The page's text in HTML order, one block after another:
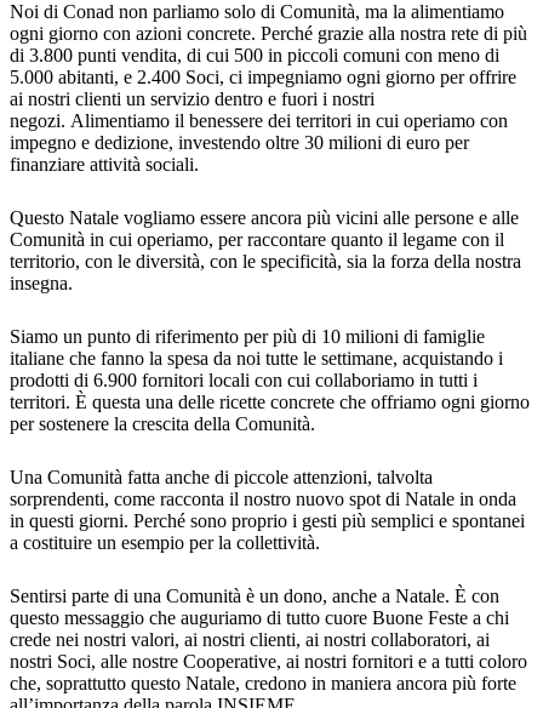
Noi di Conad non parliamo solo di Comunità, ma la alimentiamo
ogni giorno con azioni concrete. Perché grazie alla nostra rete di più
di 3.800 punti vendita, di cui 500 in piccoli comuni con meno di
5.000 abitanti, e 2.400 Soci, ci impegniamo ogni giorno per offrire
ai nostri clienti un servizio dentro e fuori i nostri
negozi. Alimentiamo il benessere dei territori in cui operiamo con
impegno e dedizione, investendo oltre 30 milioni di euro per
finanziare attività sociali.
Questo Natale vogliamo essere ancora più vicini alle persone e alle
Comunità in cui operiamo, per raccontare quanto il legame con il
territorio, con le diversità, con le specificità, sia la forza della nostra
insegna.
Siamo un punto di riferimento per più di 10 milioni di famiglie
italiane che fanno la spesa da noi tutte le settimane, acquistando i
prodotti di 6.900 fornitori locali con cui collaboriamo in tutti i
territori. È questa una delle ricette concrete che offriamo ogni giorno
per sostenere la crescita della Comunità.
Una Comunità fatta anche di piccole attenzioni, talvolta
sorprendenti, come racconta il nostro nuovo spot di Natale in onda
in questi giorni. Perché sono proprio i gesti più semplici e spontanei
a costituire un esempio per la collettività.
Sentirsi parte di una Comunità è un dono, anche a Natale. È con
questo messaggio che auguriamo di tutto cuore Buone Feste a chi
crede nei nostri valori, ai nostri clienti, ai nostri collaboratori, ai
nostri Soci, alle nostre Cooperative, ai nostri fornitori e a tutti coloro
che, soprattutto questo Natale, credono in maniera ancora più forte